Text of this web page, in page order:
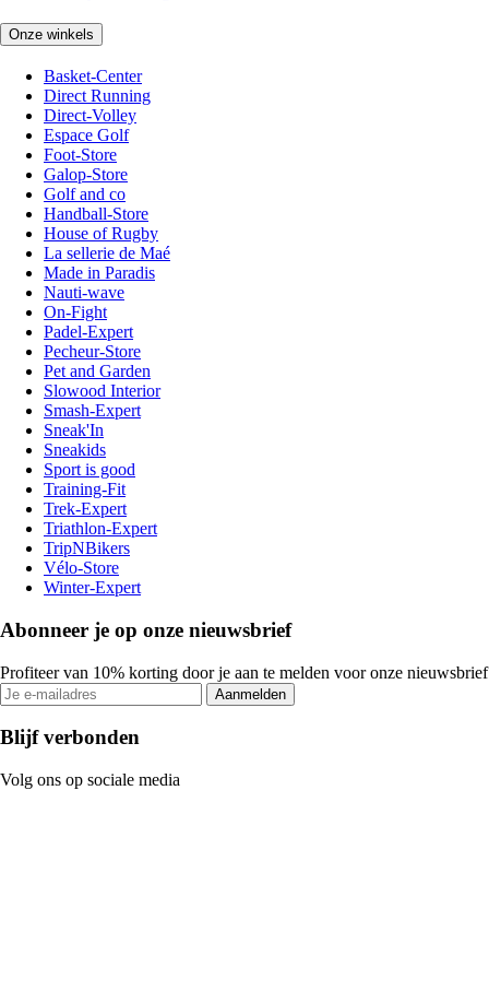
Onze winkels
Basket-Center
Direct Running
Direct-Volley
Espace Golf
Foot-Store
Galop-Store
Golf and co
Handball-Store
House of Rugby
La sellerie de Maé
Made in Paradis
Nauti-wave
On-Fight
Padel-Expert
Pecheur-Store
Pet and Garden
Slowood Interior
Smash-Expert
Sneak'In
Sneakids
Sport is good
Training-Fit
Trek-Expert
Triathlon-Expert
TripNBikers
Vélo-Store
Winter-Expert
Abonneer je op onze nieuwsbrief
Profiteer van 10% korting door je aan te melden voor onze nieuwsbrief
Aanmelden
Blijf verbonden
Volg ons op sociale media